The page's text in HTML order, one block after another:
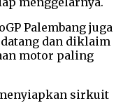
Palembang juga
dan diklaim
motor paling
sirkuit